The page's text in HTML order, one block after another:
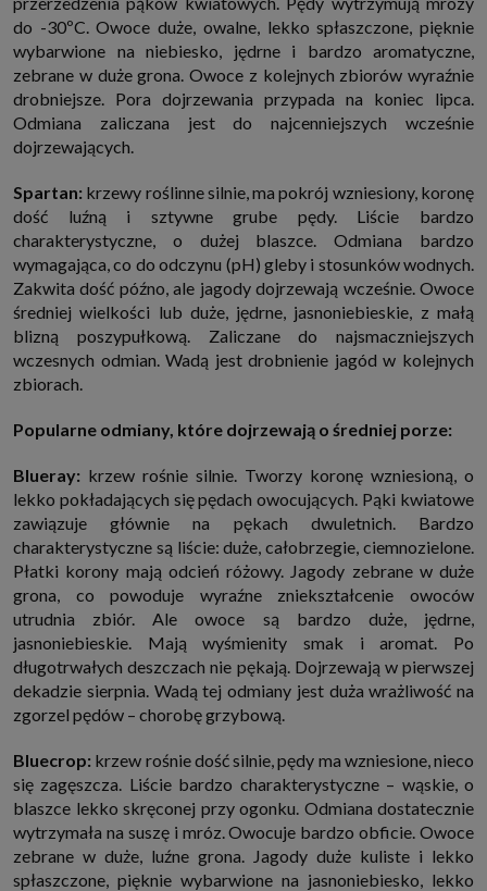
do -30ºC. Owoce duże, owalne, lekko spłaszczone, pięknie
wybarwione na niebiesko, jędrne i bardzo aromatyczne,
zebrane w duże grona. Owoce z kolejnych zbiorów wyraźnie
drobniejsze. Pora dojrzewania przypada na koniec lipca.
Odmiana zaliczana jest do najcenniejszych wcześnie
dojrzewających.
Spartan: krzewy roślinne silnie, ma pokrój wzniesiony, koronę
dość luźną i sztywne grube pędy. Liście bardzo
charakterystyczne, o dużej blaszce. Odmiana bardzo
wymagająca, co do odczynu (pH) gleby i stosunków wodnych.
Zakwita dość późno, ale jagody dojrzewają wcześnie. Owoce
średniej wielkości lub duże, jędrne, jasnoniebieskie, z małą
blizną poszypułkową. Zaliczane do najsmaczniejszych
wczesnych odmian. Wadą jest drobnienie jagód w kolejnych
zbiorach.
Popularne odmiany, które dojrzewają o średniej porze:
Blueray: krzew rośnie silnie. Tworzy koronę wzniesioną, o
lekko pokładających się pędach owocujących. Pąki kwiatowe
zawiązuje głównie na pękach dwuletnich. Bardzo
charakterystyczne są liście: duże, całobrzegie, ciemnozielone.
Płatki korony mają odcień różowy. Jagody zebrane w duże
grona, co powoduje wyraźne zniekształcenie owoców
utrudnia zbiór. Ale owoce są bardzo duże, jędrne,
jasnoniebieskie. Mają wyśmienity smak i aromat. Po
długotrwałych deszczach nie pękają. Dojrzewają w pierwszej
dekadzie sierpnia. Wadą tej odmiany jest duża wrażliwość na
zgorzel pędów – chorobę grzybową.
Bluecrop: krzew rośnie dość silnie, pędy ma wzniesione, nieco
się zagęszcza. Liście bardzo charakterystyczne – wąskie, o
blaszce lekko skręconej przy ogonku. Odmiana dostatecznie
wytrzymała na suszę i mróz. Owocuje bardzo obficie. Owoce
zebrane w duże, luźne grona. Jagody duże kuliste i lekko
spłaszczone, pięknie wybarwione na jasnoniebiesko, lekko